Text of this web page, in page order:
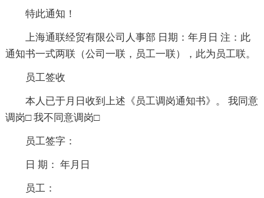
特此通知！
上海通联经贸有限公司人事部 日期：年月日 注：此
通知书一式两联（公司一联，员工一联），此为员工联。
员工签收
本人已于月日收到上述《员工调岗通知书》。 我同意
调岗□ 我不同意调岗□
员工签字：
日 期： 年月日
员工：